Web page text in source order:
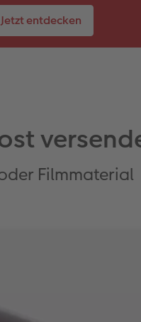
Jetzt entdecken
Filmmaterial